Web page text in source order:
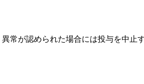
常が認められた場合には投与を中止